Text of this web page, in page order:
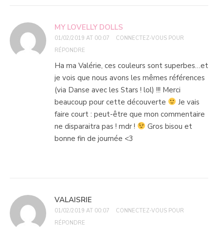
MY LOVELLY DOLLS
01/02/2019 AT 00:07
CONNECTEZ-VOUS POUR
RÉPONDRE
Ha ma Valérie, ces couleurs sont superbes…et
je vois que nous avons les mêmes références
(via Danse avec les Stars ! lol) !!! Merci
beaucoup pour cette découverte
Je vais
faire court : peut-être que mon commentaire
ne disparaitra pas ! mdr !
Gros bisou et
bonne fin de journée <3
VALAISRIE
01/02/2019 AT 00:07
CONNECTEZ-VOUS POUR
RÉPONDRE